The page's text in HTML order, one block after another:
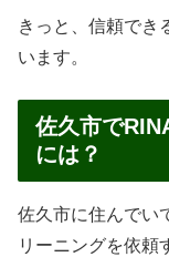
きっと、信頼でき
います。
佐久市で
には？
佐久市に住んでい
リーニングを依頼